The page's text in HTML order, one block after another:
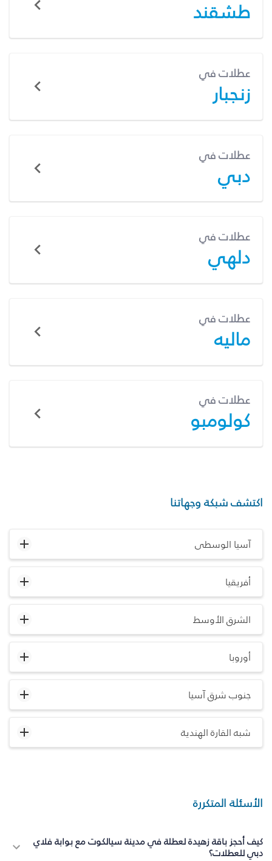
طشقند
عطلات في
زنجبار
عطلات في
دبي
عطلات في
دلهي
عطلات في
ماليه
عطلات في
كولومبو
اكتشف شبكة وجهاتنا
آسيا الوسطى
أفريقيا
الشرق الأوسط
أوروبا
جنوب شرق آسيا
شبه القارة الهندية
الأسئلة المتكررة
كيف أحجز باقة زهيدة لعطلة في مدينة سيالكوت مع بوابة فلاي
دبي للعطلات؟